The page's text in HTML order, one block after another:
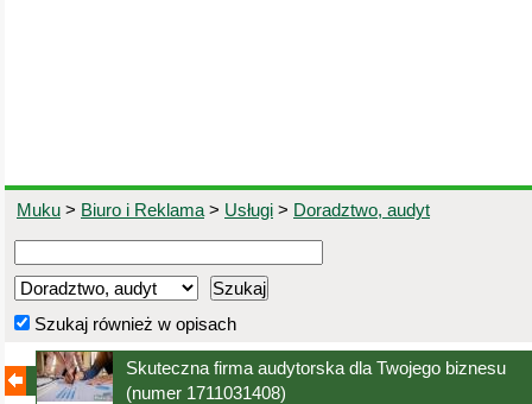
Muku > Biuro i Reklama > Usługi > Doradztwo, audyt
Szukaj również w opisach
Skuteczna firma audytorska dla Twojego biznesu
(numer 1711031408)